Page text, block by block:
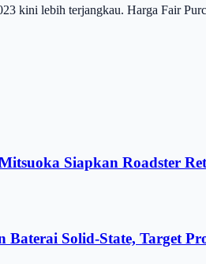
kini lebih terjangkau. Harga Fair
Siapkan Roadster
Solid-State, Target